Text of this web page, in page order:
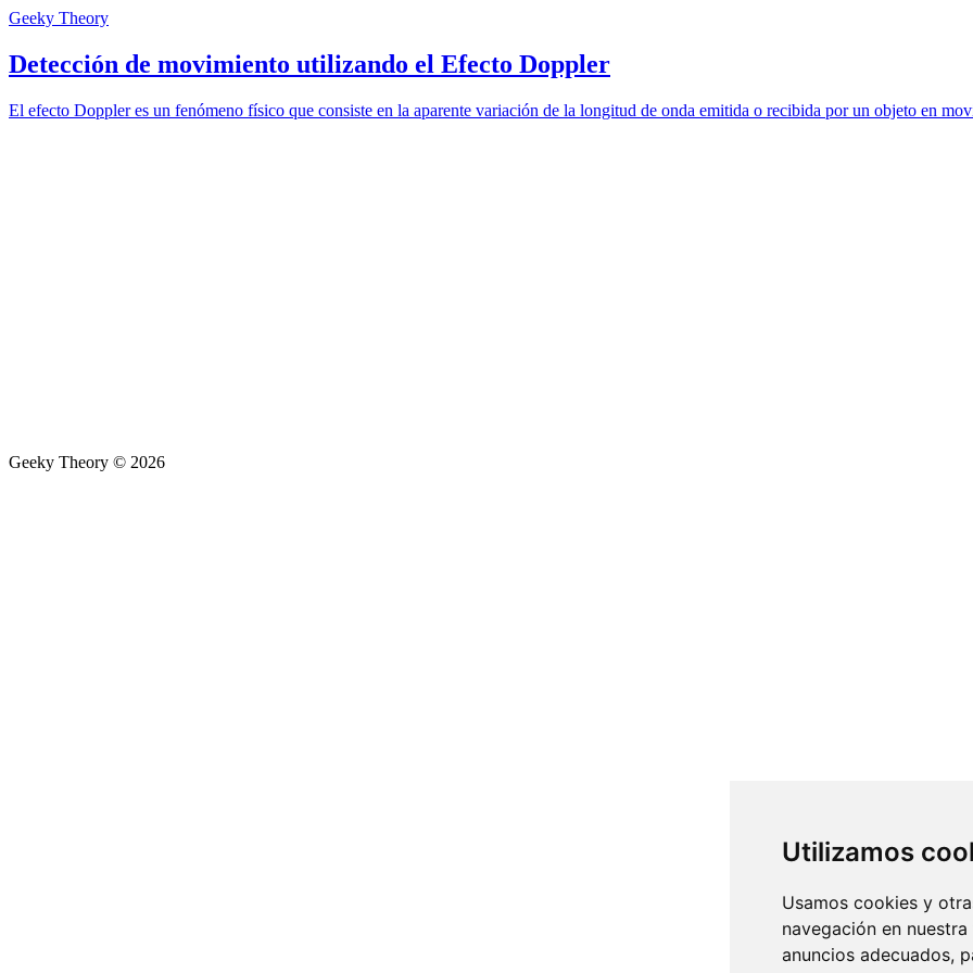
Utilizamos
Usamos cookies y
navegación en
anuncios adecuados,
Geeky Theory
Detección de movimiento utilizando el Efecto Doppler
El efecto Doppler es un fenómeno físico que consiste en la aparente variación de la longitud de onda emitida o recibida por un objeto en
Geeky Theory © 2026